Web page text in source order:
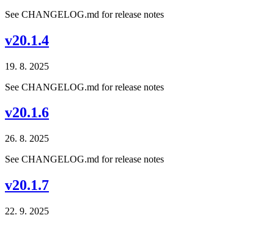
See CHANGELOG.md for release notes
v20.1.4
19. 8. 2025
See CHANGELOG.md for release notes
v20.1.6
26. 8. 2025
See CHANGELOG.md for release notes
v20.1.7
22. 9. 2025